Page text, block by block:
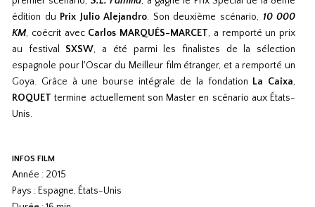
édition du Prix Julio Alejandro. Son deuxième scénario, 10 000
KM, coécrit avec Carlos MARQUÉS-MARCET, a remporté un prix
au festival SXSW, a été parmi les finalistes de la sélection
espagnole pour l'Oscar du Meilleur film étranger, et a remporté un
Goya. Grâce à une bourse intégrale de la fondation La Caixa,
ROQUET termine actuellement son Master en scénario aux États-
Unis.
INFOS FILM
Année : 2015
Pays : Espagne, États-Unis